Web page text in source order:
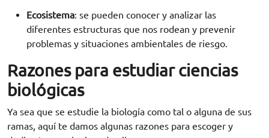
Ecosistema: se pueden conocer y analizar las
diferentes estructuras que nos rodean y prevenir
problemas y situaciones ambientales de riesgo.
Razones para estudiar ciencias
biológicas
Ya sea que se estudie la biología como tal o alguna de sus
ramas, aquí te damos algunas razones para escoger y